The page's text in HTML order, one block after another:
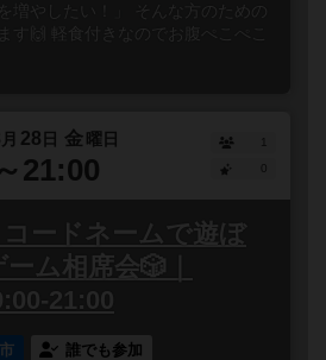
増やしたい！」 そんな方のための
す🙌 軽食付きなのでお腹ぺこぺこ
月 28 日 金曜日
21:00
1
コードネームで遊ぼ
ム相席会🎲｜
21:00
誰でも参加